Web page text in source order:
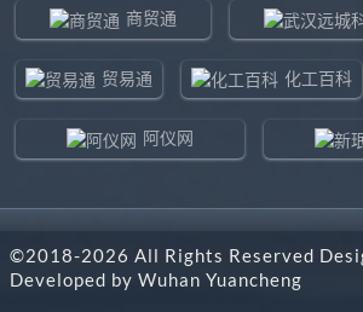
商贸通
贸易通 化工百科
阿仪网
东北制造网
©2018-2026 All Rights Reserved
Developed by Wuhan Yuancheng